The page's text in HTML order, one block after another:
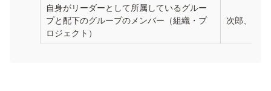
自身がリーダーとして所属しているグルー
プと配下のグループのメンバー（組織・プ
ロジェクト）
次郎、三郎